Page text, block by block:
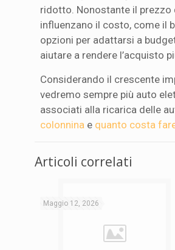
ridotto. Nonostante il prezzo
influenzano il costo, come il
opzioni per adattarsi a
aiutare a rendere l’acquisto
Considerando il crescente
vedremo sempre più auto
associati alla ricarica delle
colonnina e quanto costa
Articoli correlati
Maggio 12, 2026